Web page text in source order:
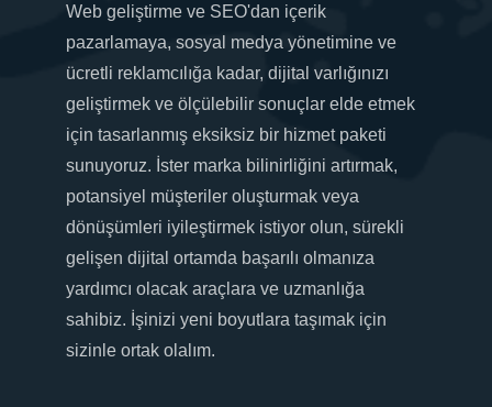
Web geliştirme ve SEO'dan içerik
pazarlamaya, sosyal medya yönetimine ve
ücretli reklamcılığa kadar, dijital varlığınızı
geliştirmek ve ölçülebilir sonuçlar elde etmek
için tasarlanmış eksiksiz bir hizmet paketi
sunuyoruz. İster marka bilinirliğini artırmak,
potansiyel müşteriler oluşturmak veya
dönüşümleri iyileştirmek istiyor olun, sürekli
gelişen dijital ortamda başarılı olmanıza
yardımcı olacak araçlara ve uzmanlığa
sahibiz. İşinizi yeni boyutlara taşımak için
sizinle ortak olalım.